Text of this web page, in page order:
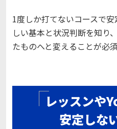
1度しか打てないコースで
しい基本と状況判断を知り
たものへと変えることが必須
レッスンや
安定しな